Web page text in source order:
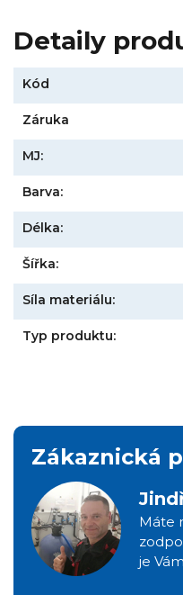
Detaily
Kód
Záruka
MJ:
Barva:
Délka:
Šířka:
Síla materiálu:
Typ produktu:
Zákaznická
Máte
je